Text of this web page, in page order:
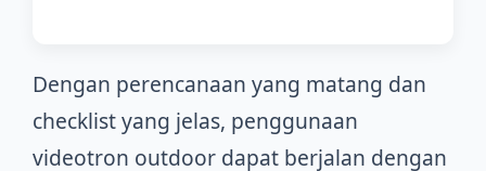
Dengan perencanaan yang matang dan
checklist yang jelas, penggunaan
videotron outdoor dapat berjalan dengan